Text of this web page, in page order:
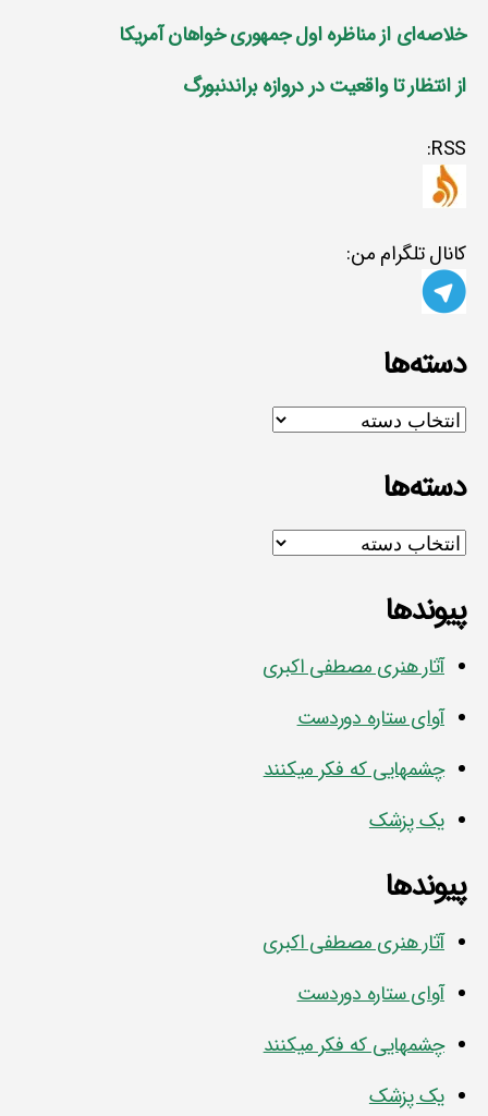
خلاصه‌ای از مناظره اول جمهوری خواهان آمریکا
از انتظار تا واقعیت در دروازه براندنبورگ
RSS:
کانال تلگرام من:
دسته‌ها
دسته‌ها
دسته‌ها
دسته‌ها
پیوندها
آثار هنری مصطفی اکبری
آوای ستاره دوردست
چشمهایی که فکر میکنند
یک پزشک
پیوندها
آثار هنری مصطفی اکبری
آوای ستاره دوردست
چشمهایی که فکر میکنند
یک پزشک